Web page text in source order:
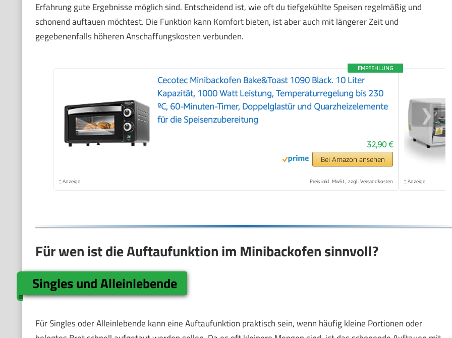
Erfahrung gute Ergebnisse möglich sind. Entscheidend ist, wie oft du tiefgekühlte Speisen regelmäßig und
schonend auftauen möchtest. Die Funktion kann Komfort bieten, ist aber auch mit längerer Zeit und
gegebenenfalls höheren Anschaffungskosten verbunden.
EMPFEHLUNG
Cecotec Minibackofen Bake&Toast 1090 Black. 10 Liter
Kapazität, 1000 Watt Leistung, Temperaturregelung bis 230
ºC, 60-Minuten-Timer, Doppelglastür und Quarzheizelemente
für die Speisenzubereitung
32,90 €
Bei Amazon ansehen
* Anzeige Preis inkl. MwSt., zzgl. Versandkosten * Anzeige
❯
Für wen ist die Auftaufunktion im Minibackofen sinnvoll?
Singles und Alleinlebende
Für Singles oder Alleinlebende kann eine Auftaufunktion praktisch sein, wenn häufig kleine Portionen oder